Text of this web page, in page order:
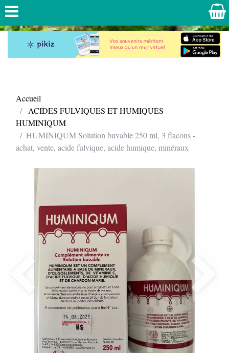
Accueil
ACIDES FULVIQUES ET HUMIQUES
HUMINIQUM
HUMINIQUM Solution buvable 250 ml, 3 flacons -
achat, vente, acide fulvique, acide humique, minéraux
Previous